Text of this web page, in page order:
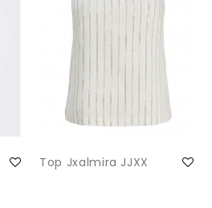
Top Jxalmira JJXX